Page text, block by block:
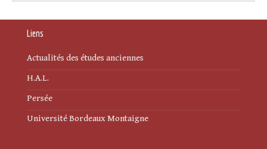
Liens
Actualités des études anciennes
H.A.L.
Persée
Université Bordeaux Montaigne